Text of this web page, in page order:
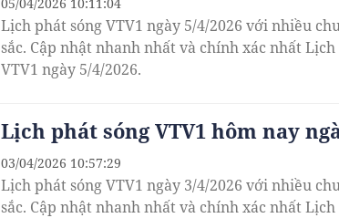
Lịch phát sóng VTV1 ngày 5/4/2026 với nhiều
sắc. Cập nhật nhanh nhất và chính xác nhất
VTV1 ngày 5/4/2026.
Lịch phát sóng VTV1 hôm nay
Lịch phát sóng VTV1 ngày 3/4/2026 với nhiều
sắc. Cập nhật nhanh nhất và chính xác nhất
03/04/2026 10:57:29